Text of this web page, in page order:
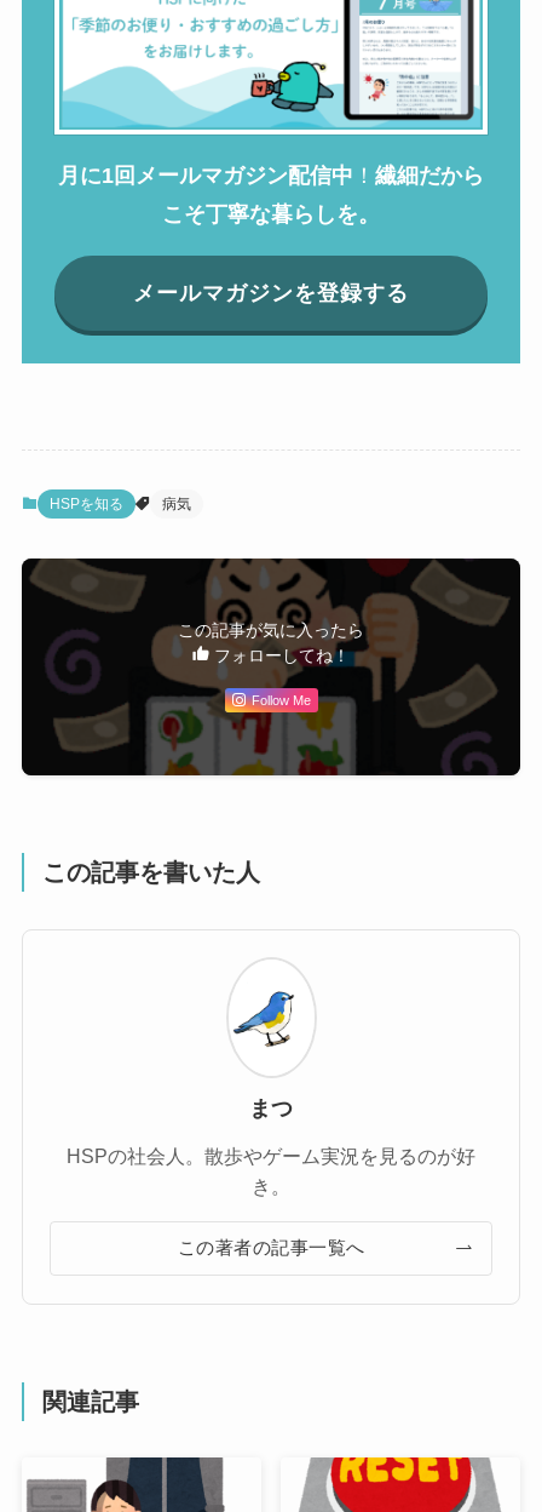
月に1回メールマガジン配信中 ！ 繊細だから
こそ丁寧な暮らしを。
メールマガジンを登録する
HSPを知る 病気
この記事が気に入ったら
フォローしてね！
Follow Me
この記事を書いた人
まつ
HSPの社会人。散歩やゲーム実況を見るのが好
き。
この著者の記事一覧へ
関連記事